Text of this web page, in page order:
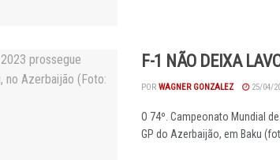
F-1 NÃO DEIXA
POR WAGNER GONZALEZ 25/04/
O 74º. Campeonato Mundial
GP do Azerbaijão, em Baku